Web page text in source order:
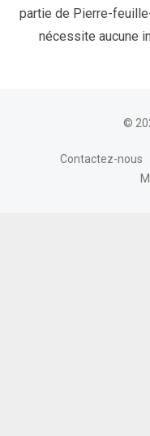
partie de Pierre-
nécessite aucune
©
Contactez-nous